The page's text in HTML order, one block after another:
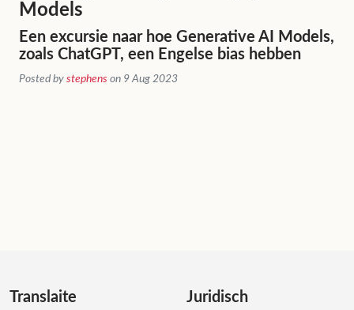
Models
Een excursie naar hoe Generative AI Models,
zoals ChatGPT, een Engelse bias hebben
Posted by stephens on 9 Aug 2023
Translaite Juridisch